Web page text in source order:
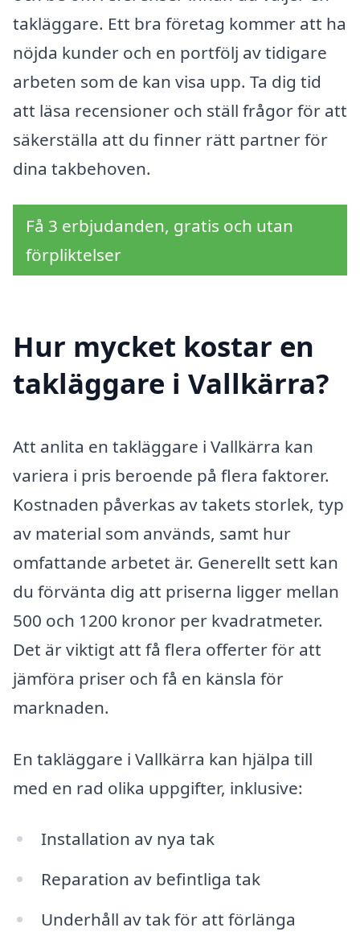
takläggare. Ett bra företag kommer att ha
nöjda kunder och en portfölj av tidigare
arbeten som de kan visa upp. Ta dig tid
att läsa recensioner och ställ frågor för att
säkerställa att du finner rätt partner för
dina takbehoven.
Få 3 erbjudanden, gratis och utan
förpliktelser
Hur mycket kostar en
takläggare i Vallkärra?
Att anlita en takläggare i Vallkärra kan
variera i pris beroende på flera faktorer.
Kostnaden påverkas av takets storlek, typ
av material som används, samt hur
omfattande arbetet är. Generellt sett kan
du förvänta dig att priserna ligger mellan
500 och 1200 kronor per kvadratmeter.
Det är viktigt att få flera offerter för att
jämföra priser och få en känsla för
marknaden.
En takläggare i Vallkärra kan hjälpa till
med en rad olika uppgifter, inklusive:
Installation av nya tak
Reparation av befintliga tak
Underhåll av tak för att förlänga